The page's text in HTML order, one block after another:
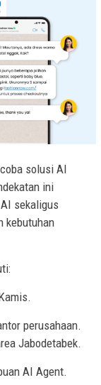
solusi AI
ini
sekaligus
kebutuhan
perusahaan.
Jabodetabek.
AI Agent.